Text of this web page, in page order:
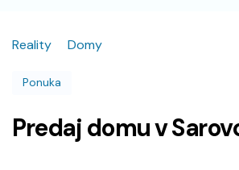
Reality Domy
Ponuka
Predaj domu v